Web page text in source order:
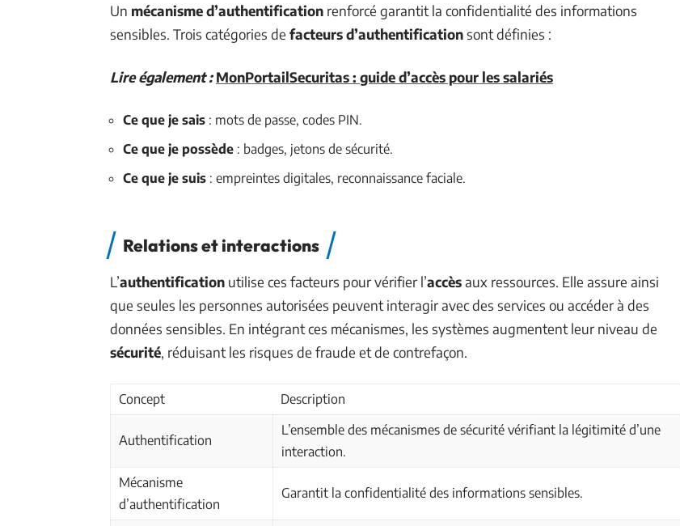
Un mécanisme d’authentification renforcé garantit la confidentialité des informations
sensibles. Trois catégories de facteurs d’authentificationsont définies :
Lire également : MonPortailSecuritas : guide d’accès pour les salariés
Ce que je sais : mots de passe, codes PIN.
Ce que je possède : badges, jetons de sécurité.
Ce que je suis : empreintes digitales, reconnaissance faciale.
Relations et interactions
L’authentification utilise ces facteurs pour vérifier l’accèsaux ressources. Elle assure ainsi
que seules les personnes autorisées peuvent interagir avec des services ou accéder à des
données sensibles. En intégrant ces mécanismes, les systèmes augmentent leur niveau de
sécurité, réduisant les risques de fraude et de contrefaçon.
Concept Description
Authentification
L’ensemble des mécanismes de sécurité vérifiant la légitimité d’une
interaction.
Mécanisme
d’authentification
Garantit la confidentialité des informations sensibles.